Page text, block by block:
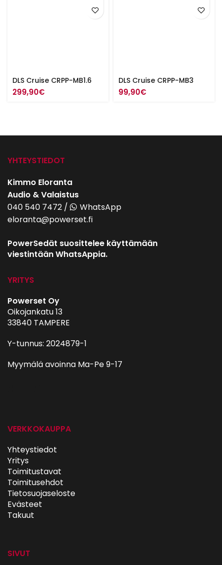
DLS Cruise CRPP-MB1.6
299,90€
DLS Cruise CRPP-MB3
99,90€
YHTEYSTIEDOT
Kimmo Eloranta
Audio & Valaistus
040 540 7472 /
WhatsApp
eloranta@powerset.fi
PowerSedät suosittelee käyttämään
viestintään WhatsAppia.
YRITYS
Powerset Oy
Oikojankatu 13
33840 TAMPERE
Y-tunnus: 2024879-1
Myymälä avoinna Ma-Pe 9-17
VERKKOKAUPPA
Yhteystiedot
Yritys
Toimitustavat
Toimitusehdot
Tietosuojaseloste
Evästeet
Takuut
SIVUT